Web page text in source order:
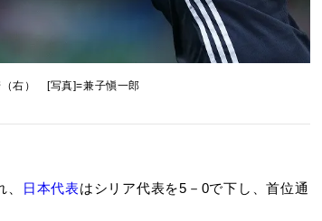
（右） [写真]=兼子愼一郎
日本代表はシリア代表を5－0で下し、首位通